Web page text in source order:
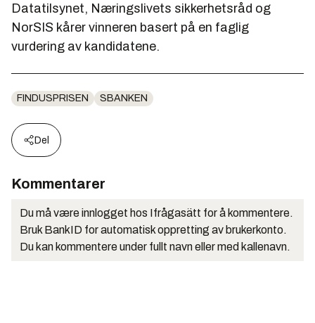
Datatilsynet, Næringslivets sikkerhetsråd og
NorSIS kårer vinneren basert på en faglig
vurdering av kandidatene.
FINDUSPRISEN SBANKEN
Del
Kommentarer
Du må være innlogget hos Ifrågasätt for å kommentere.
Bruk BankID for automatisk oppretting av brukerkonto.
Du kan kommentere under fullt navn eller med kallenavn.